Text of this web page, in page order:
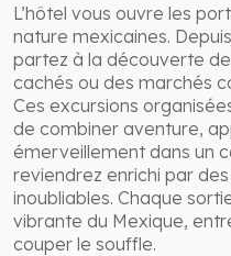
L’hôtel vous ouvre les
nature mexicaines.
partez à la découverte
cachés ou des marchés
Ces excursions
de combiner aventure,
émerveillement dans un
reviendrez enrichi par
inoubliables. Chaque
vibrante du Mexique,
couper le souffle.